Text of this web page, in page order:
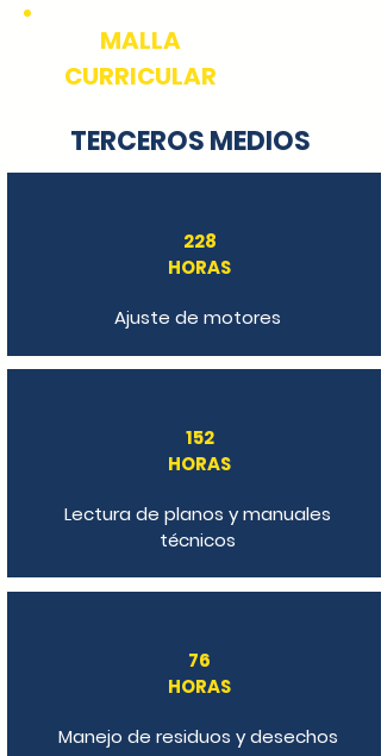
MALLA
CURRICULAR
TERCEROS MEDIOS
228
HORAS
Ajuste de motores
152
HORAS
Lectura de planos y manuales
técnicos
76
HORAS
Manejo de residuos y desechos